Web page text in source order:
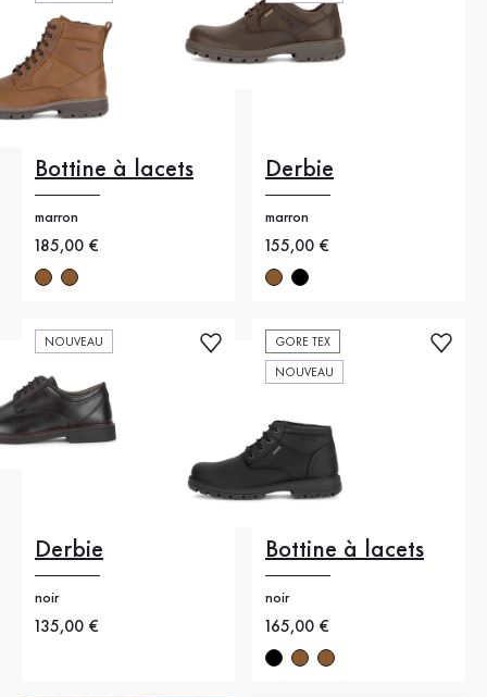
Bottine à lacets
marron
Nouveau prix
185,00 €
Derbie
marron
Nouveau prix
155,00 €
NOUVEAU
Derbie
noir
Nouveau prix
135,00 €
GORE TEX
NOUVEAU
Bottine à lacets
noir
Nouveau prix
165,00 €